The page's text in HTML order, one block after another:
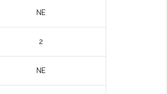
NE
2
NE